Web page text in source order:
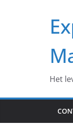
Het